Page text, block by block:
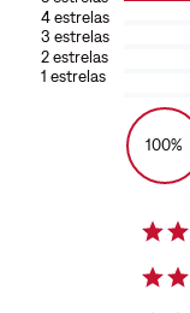
4estrelas
3 estrelas
2estrelas
1 estrelas
100%